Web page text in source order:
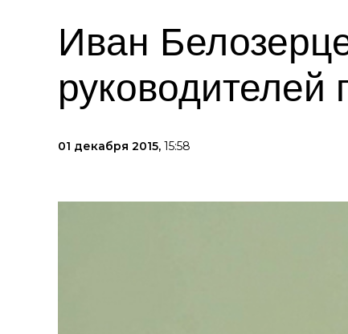
Иван
руководителей
01 декабря 2015, 15:58